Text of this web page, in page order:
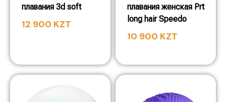
плавания 3d soft
12 900 KZT
плавания женская Prt
long hair Speedo
10 900 KZT